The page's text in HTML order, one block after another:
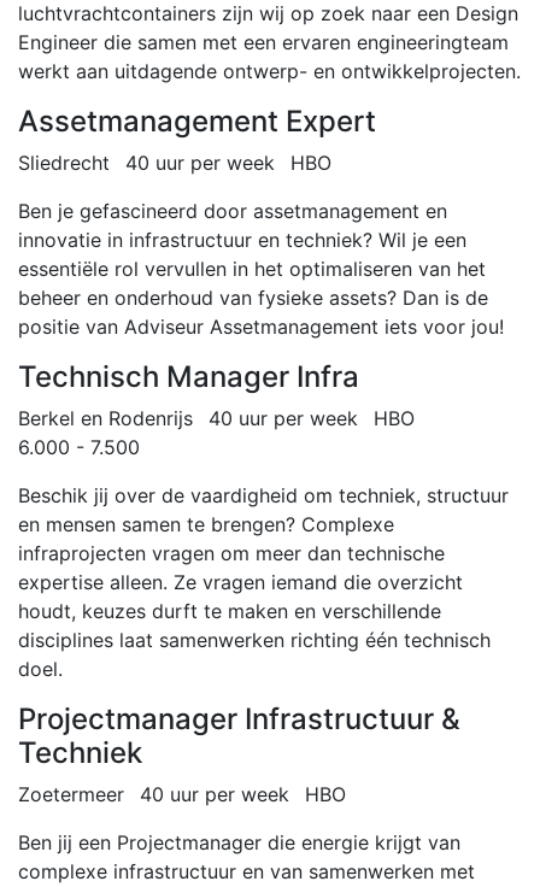
luchtvrachtcontainers zijn wij op zoek naar een Design
Engineer die samen met een ervaren engineeringteam
werkt aan uitdagende ontwerp- en ontwikkelprojecten.
Assetmanagement Expert
Sliedrecht 40 uur per week
HBO
Ben je gefascineerd door assetmanagement en
innovatie in infrastructuur en techniek? Wil je een
essentiële rol vervullen in het optimaliseren van het
beheer en onderhoud van fysieke assets? Dan is de
positie van Adviseur Assetmanagement iets voor jou!
Technisch Manager Infra
Berkel en Rodenrijs 40 uur per week
HBO
6.000 - 7.500
Beschik jij over de vaardigheid om techniek, structuur
en mensen samen te brengen? Complexe
infraprojecten vragen om meer dan technische
expertise alleen. Ze vragen iemand die overzicht
houdt, keuzes durft te maken en verschillende
disciplines laat samenwerken richting één technisch
doel.
Projectmanager Infrastructuur &
Techniek
Zoetermeer 40 uur per week
HBO
Ben jij een Projectmanager die energie krijgt van
complexe infrastructuur en van samenwerken met